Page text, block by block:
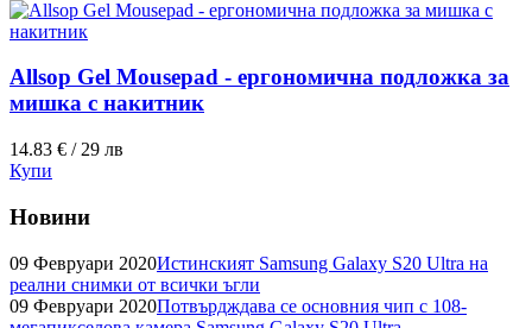
Allsop Gel Mousepad - ергономична подложка за
мишка с накитник
14.83 € / 29 лв
Купи
Новини
09 Февруари 2020Истинският Samsung Galaxy S20 Ultra на
реални снимки от всички ъгли
09 Февруари 2020Потвърдждава се основния чип с 108-